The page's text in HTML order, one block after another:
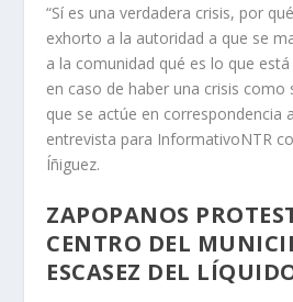
“Sí es una verdadera crisis, por
exhorto a la autoridad a que se
a la comunidad qué es lo que
en caso de haber una crisis como
que se actúe en correspondencia
entrevista para InformativoNTR
Íñiguez.
ZAPOPANOS
CENTRO DEL
ESCASEZ DEL